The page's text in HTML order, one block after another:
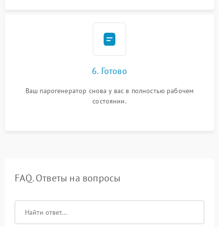
6. Готово
Ваш парогенератор снова у вас в полностью рабочем
состоянии.
FAQ. Ответы на вопросы